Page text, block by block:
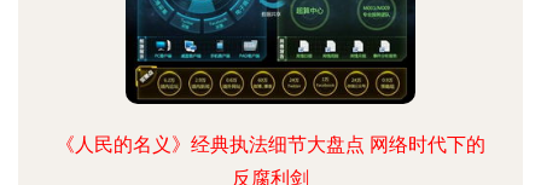
《人民的名义》经典执法细节大盘点 网络时代下的
反腐利剑